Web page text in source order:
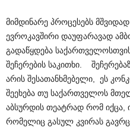
მიმდინარე პროცესებს
ევროკავშირი დაუფარავად
გადაწყდება
შეჩერების საკითხი.
არის შესათანხმებელი, ეს
შეეხება თუ საქართველოს
აბსურდის თეატრად რომ იქცა,
რომელიც გასულ კვირას